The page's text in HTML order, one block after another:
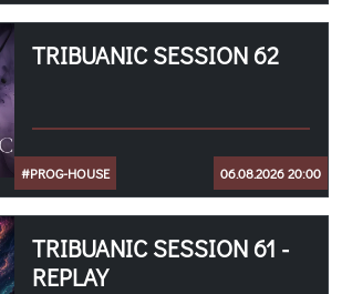
TRIBUANIC SESSION 62
#PROG-HOUSE 06.08.2026 20:00
TRIBUANIC SESSION 61 -
REPLAY